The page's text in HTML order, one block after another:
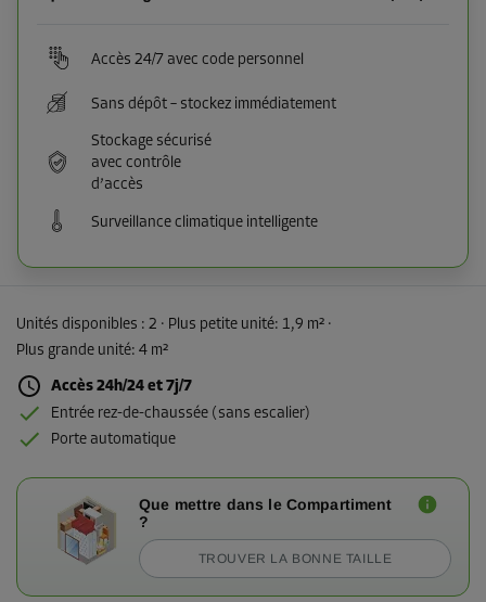
Accès 24/7 avec code personnel
Sans dépôt – stockez immédiatement
Stockage sécurisé
avec contrôle
d’accès
Surveillance climatique intelligente
Unités disponibles : 2 · Plus petite unité: 1,9 m² ·
Plus grande unité: 4 m²
Accès 24h/24 et 7j/7
Entrée rez-de-chaussée (sans escalier)
Porte automatique
Que mettre dans le Compartiment
?
TROUVER LA BONNE TAILLE